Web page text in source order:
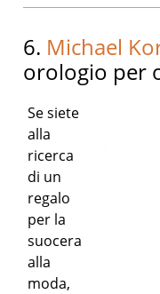
6. Michael
orologio per
Se siete
alla
ricerca
di un
regalo
per la
suocera
alla
moda,